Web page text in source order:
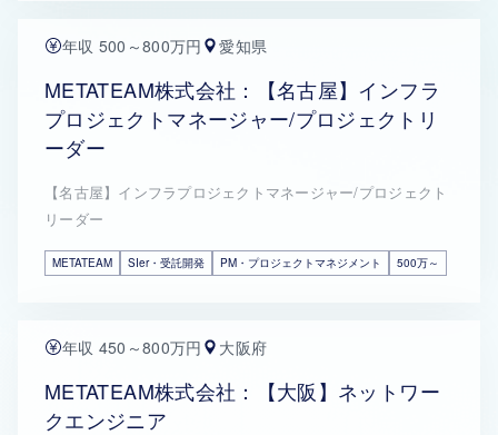
年収 500～800万円 愛知県
METATEAM株式会社：【名古屋】インフラ
プロジェクトマネージャー/プロジェクトリ
ーダー
【名古屋】インフラプロジェクトマネージャー/プロジェクト
リーダー
METATEAM SIer・受託開発 PM・プロジェクトマネジメント 500万～
年収 450～800万円 大阪府
METATEAM株式会社：【大阪】ネットワー
クエンジニア